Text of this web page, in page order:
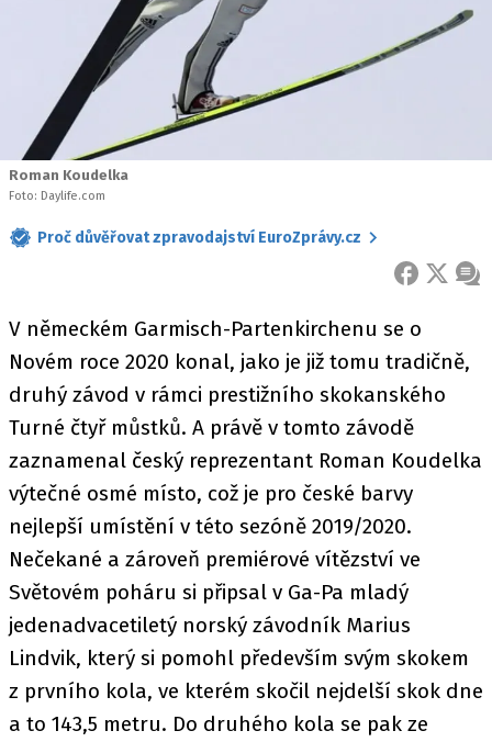
Roman Koudelka
Foto: Daylife.com
Proč důvěřovat zpravodajství EuroZprávy.cz
FACEBOOK
X
V německém Garmisch-Partenkirchenu se o
Novém roce 2020 konal, jako je již tomu tradičně,
druhý závod v rámci prestižního skokanského
Turné čtyř můstků. A právě v tomto závodě
zaznamenal český reprezentant Roman Koudelka
výtečné osmé místo, což je pro české barvy
nejlepší umístění v této sezóně 2019/2020.
Nečekané a zároveň premiérové vítězství ve
Světovém poháru si připsal v Ga-Pa mladý
jedenadvacetiletý norský závodník Marius
Lindvik, který si pomohl především svým skokem
z prvního kola, ve kterém skočil nejdelší skok dne
a to 143,5 metru. Do druhého kola se pak ze